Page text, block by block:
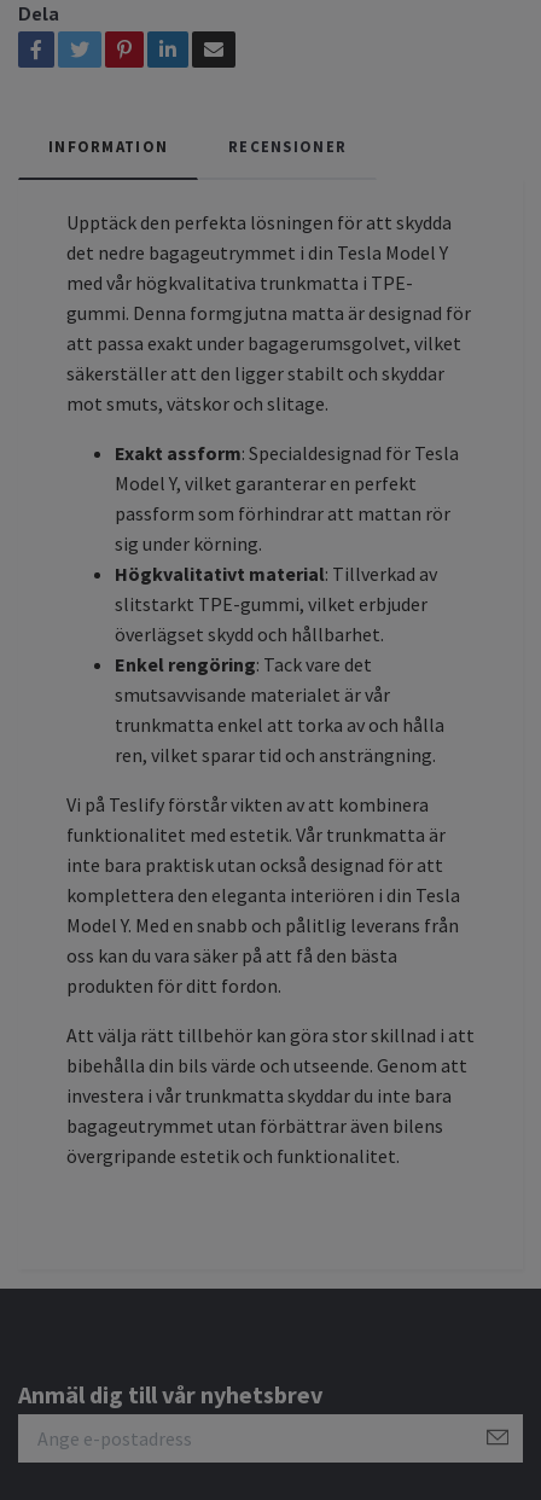
Dela
INFORMATION RECENSIONER
Upptäck den perfekta lösningen för att skydda
det nedre bagageutrymmet i din Tesla Model Y
med vår högkvalitativa trunkmatta i TPE-
gummi. Denna formgjutna matta är designad för
att passa exakt under bagagerumsgolvet, vilket
säkerställer att den ligger stabilt och skyddar
mot smuts, vätskor och slitage.
Exakt assform: Specialdesignad för Tesla
Model Y, vilket garanterar en perfekt
passform som förhindrar att mattan rör
sig under körning.
Högkvalitativt material: Tillverkad av
slitstarkt TPE-gummi, vilket erbjuder
överlägset skydd och hållbarhet.
Enkel rengöring: Tack vare det
smutsavvisande materialet är vår
trunkmatta enkel att torka av och hålla
ren, vilket sparar tid och ansträngning.
Vi på Teslify förstår vikten av att kombinera
funktionalitet med estetik. Vår trunkmatta är
inte bara praktisk utan också designad för att
komplettera den eleganta interiören i din Tesla
Model Y. Med en snabb och pålitlig leverans från
oss kan du vara säker på att få den bästa
produkten för ditt fordon.
Att välja rätt tillbehör kan göra stor skillnad i att
bibehålla din bils värde och utseende. Genom att
investera i vår trunkmatta skyddar du inte bara
bagageutrymmet utan förbättrar även bilens
övergripande estetik och funktionalitet.
Anmäl dig till vår nyhetsbrev